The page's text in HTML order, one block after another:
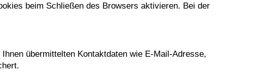
beim Schließen des Browsers aktivieren. Bei der
übermittelten Kontaktdaten wie E-Mail-Adresse,